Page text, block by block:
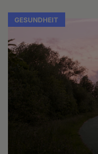
GESUNDHEIT